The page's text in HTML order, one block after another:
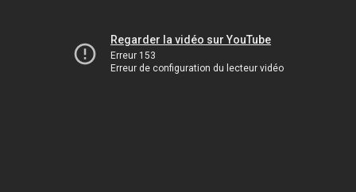
Regarder la vidéo sur YouTube
Erreur 153
Erreur de configuration du lecteur vidéo